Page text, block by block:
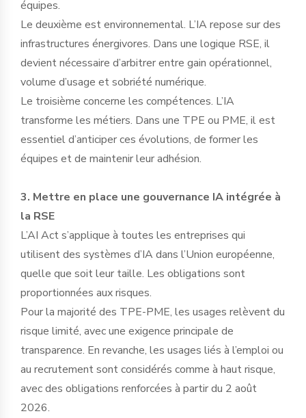
équipes.
Le deuxième est environnemental. L’IA repose sur des
infrastructures énergivores. Dans une logique RSE, il
devient nécessaire d’arbitrer entre gain opérationnel,
volume d’usage et sobriété numérique.
Le troisième concerne les compétences. L’IA
transforme les métiers. Dans une TPE ou PME, il est
essentiel d’anticiper ces évolutions, de former les
équipes et de maintenir leur adhésion.
3. Mettre en place une gouvernance IA intégrée à
la RSE
L’AI Act s’applique à toutes les entreprises qui
utilisent des systèmes d’IA dans l’Union européenne,
quelle que soit leur taille. Les obligations sont
proportionnées aux risques.
Pour la majorité des TPE-PME, les usages relèvent du
risque limité, avec une exigence principale de
transparence. En revanche, les usages liés à l’emploi ou
au recrutement sont considérés comme à haut risque,
avec des obligations renforcées à partir du 2 août
2026.